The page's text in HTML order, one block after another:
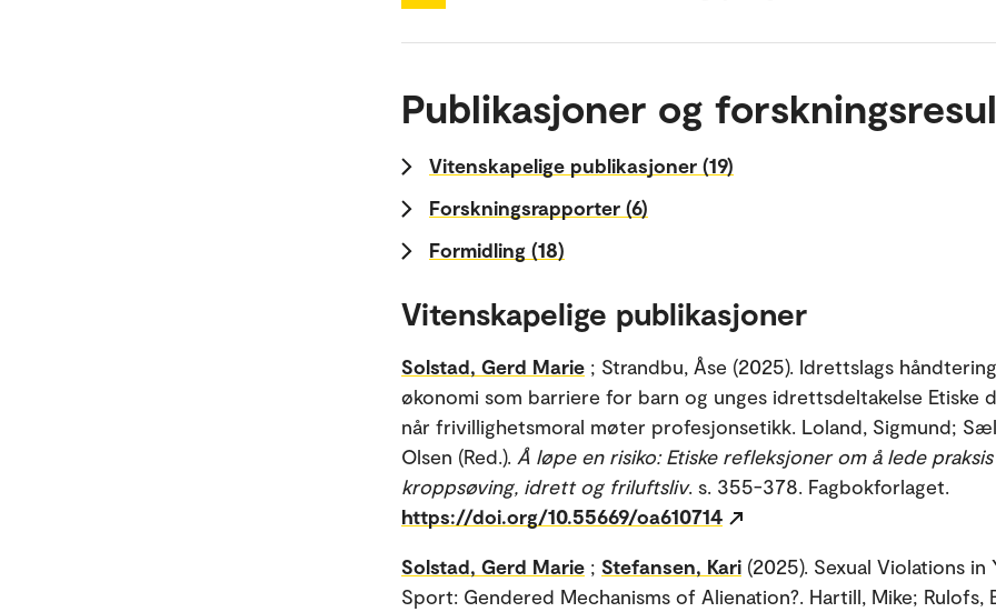
Publikasjoner og
Vitenskapelige publikasjoner (19)
Forskningsrapporter (6)
Formidling (18)
Vitenskapelige publikasjoner
Solstad, Gerd Marie ; Strandbu, Åse (2025). Idrettslags
økonomi som barriere for barn og unges idrettsdeltakelse Etiske
når frivillighetsmoral møter profesjonsetikk. Loland, Sigmund;
Olsen (Red.). Å løpe en risiko: Etiske refleksjoner om å lede
kroppsøving, idrett og friluftsliv. s. 355-378. Fagbokforlaget.
https://doi.org/10.55669/oa610714
Solstad, Gerd Marie ; Stefansen, Kari (2025). Sexual Violations in
Sport: Gendered Mechanisms of Alienation?. Hartill, Mike; Rulofs,